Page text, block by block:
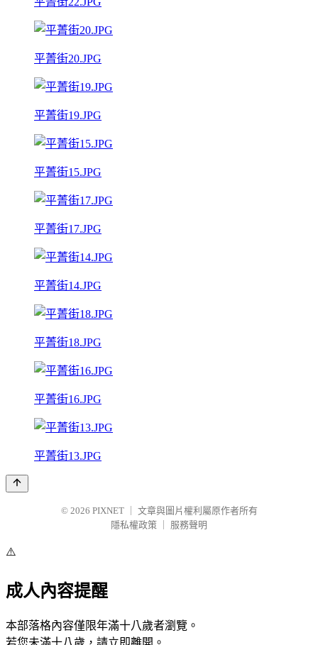
平菁街20.JPG
平菁街19.JPG
平菁街15.JPG
平菁街17.JPG
平菁街14.JPG
平菁街18.JPG
平菁街16.JPG
平菁街13.JPG
© 2026 PIXNET
文章與圖片權利屬原作者所有
隱私權政策
服務聲明
⚠️
成人內容提醒
本部落格內容僅限年滿十八歲者瀏覽。
若您未滿十八歲，請立即離開。